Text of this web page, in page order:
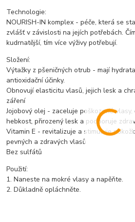
Technologie:
NOURISH-IN komplex - péče, která se
zvlášť v závislosti na jejích potřebách.
kudrnatější, tím více výživy potřebují.
Složení:
Výtažky z pšeničných otrub - mají
antioxidační účinky.
Obnovují elasticitu vlasů, jejich lesk a
záření
Jojobový olej - zaceluje poškozené vlasy,
hebkost, přirozený lesk a podporuje
Vitamin E - revitalizuje a stimuluje
pevných a zdravých vlasů
Bez sulfátů
Použití:
1. Naneste na mokré vlasy a napěňte.
2. Důkladně opláchněte.